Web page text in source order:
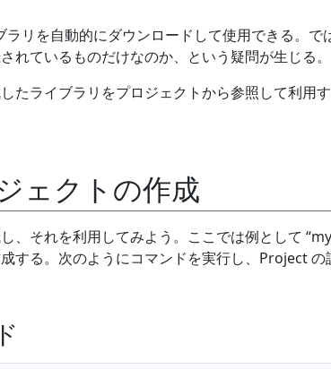
リを自動的にダウンロードして使用できる。で
れているものだけなのか、という疑問が生じる。
たライブラリをプロジェクトから参照して利用
ェクトの作成
、それを利用してみよう。ここでは例として
する。次のようにコマンドを実行し、Project の